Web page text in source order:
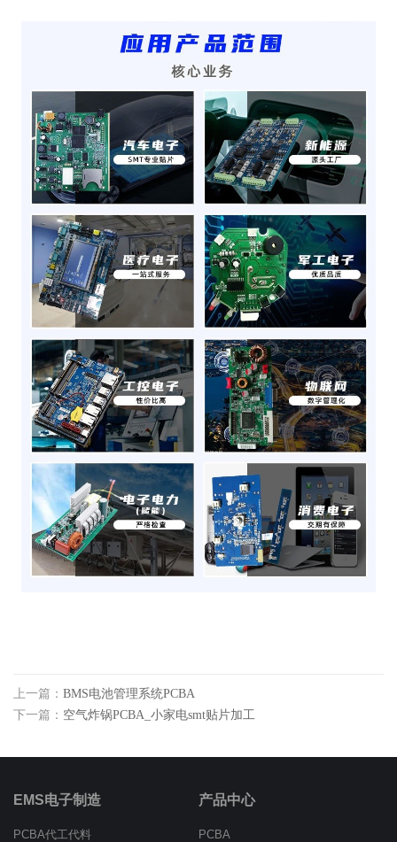
上一篇： BMS电池管理系统PCBA
下一篇： 空气炸锅PCBA_小家电smt贴片加工
EMS电子制造
PCBA代工代料
产品中心
PCBA